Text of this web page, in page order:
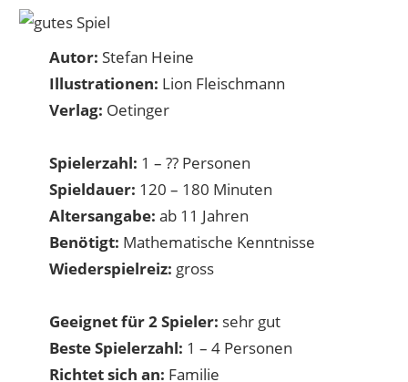
Autor: Stefan Heine
Illustrationen: Lion Fleischmann
Verlag: Oetinger
Spielerzahl: 1 – ?? Personen
Spieldauer: 120 – 180 Minuten
Altersangabe: ab 11 Jahren
Benötigt: Mathematische Kenntnisse
Wiederspielreiz: gross
Geeignet für 2 Spieler: sehr gut
Beste Spielerzahl: 1 – 4 Personen
Richtet sich an: Familie